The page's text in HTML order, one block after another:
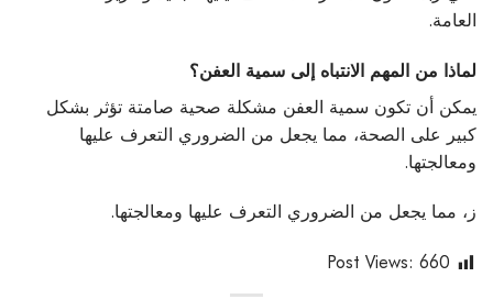
العامة.
لماذا من المهم الانتباه إلى سمية العفن؟
يمكن أن تكون سمية العفن مشكلة صحية صامتة تؤثر بشكل
كبير على الصحة، مما يجعل من الضروري التعرف عليها
ومعالجتها.
ز، مما يجعل من الضروري التعرف عليها ومعالجتها.
Post Views: 660